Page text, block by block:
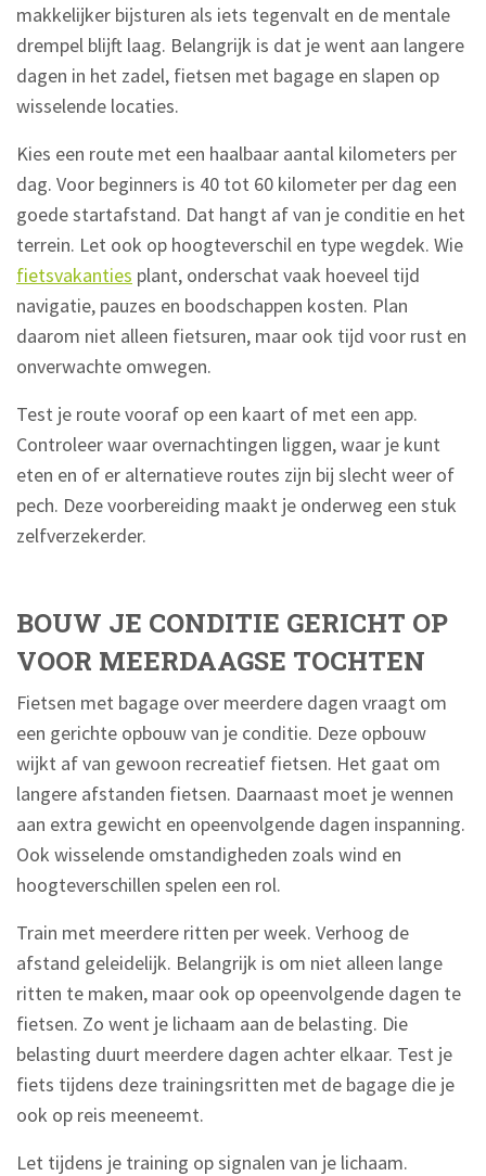
makkelijker bijsturen als iets tegenvalt en de mentale
drempel blijft laag. Belangrijk is dat je went aan langere
dagen in het zadel, fietsen met bagage en slapen op
wisselende locaties.
Kies een route met een haalbaar aantal kilometers per
dag. Voor beginners is 40 tot 60 kilometer per dag een
goede startafstand. Dat hangt af van je conditie en het
terrein. Let ook op hoogteverschil en type wegdek. Wie
fietsvakanties plant, onderschat vaak hoeveel tijd
navigatie, pauzes en boodschappen kosten. Plan
daarom niet alleen fietsuren, maar ook tijd voor rust en
onverwachte omwegen.
Test je route vooraf op een kaart of met een app.
Controleer waar overnachtingen liggen, waar je kunt
eten en of er alternatieve routes zijn bij slecht weer of
pech. Deze voorbereiding maakt je onderweg een stuk
zelfverzekerder.
BOUW JE CONDITIE GERICHT OP
VOOR MEERDAAGSE TOCHTEN
Fietsen met bagage over meerdere dagen vraagt om
een gerichte opbouw van je conditie. Deze opbouw
wijkt af van gewoon recreatief fietsen. Het gaat om
langere afstanden fietsen. Daarnaast moet je wennen
aan extra gewicht en opeenvolgende dagen inspanning.
Ook wisselende omstandigheden zoals wind en
hoogteverschillen spelen een rol.
Train met meerdere ritten per week. Verhoog de
afstand geleidelijk. Belangrijk is om niet alleen lange
ritten te maken, maar ook op opeenvolgende dagen te
fietsen. Zo went je lichaam aan de belasting. Die
belasting duurt meerdere dagen achter elkaar. Test je
fiets tijdens deze trainingsritten met de bagage die je
ook op reis meeneemt.
Let tijdens je training op signalen van je lichaam.